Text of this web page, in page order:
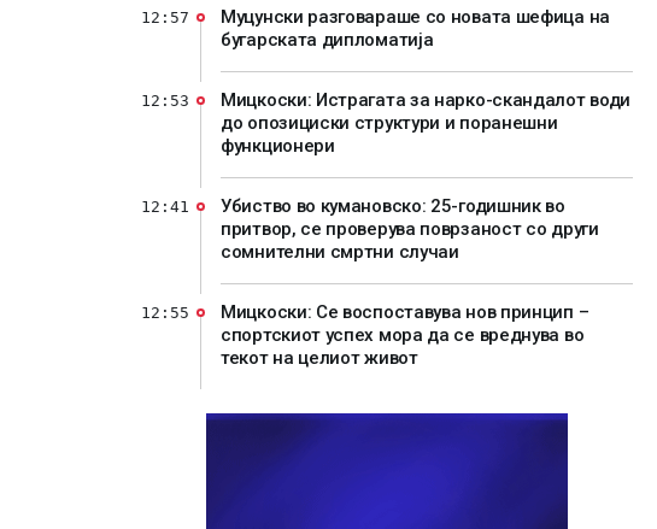
Муцунски разговараше со новата шефица на
бугарската дипломатија
12:57
Мицкоски: Истрагата за нарко-скандалот води
до опозициски структури и поранешни
функционери
12:53
Убиство во кумановско: 25-годишник во
притвор, се проверува поврзаност со други
сомнителни смртни случаи
12:41
Мицкоски: Се воспоставува нов принцип –
спортскиот успех мора да се вреднува во
текот на целиот живот
12:55